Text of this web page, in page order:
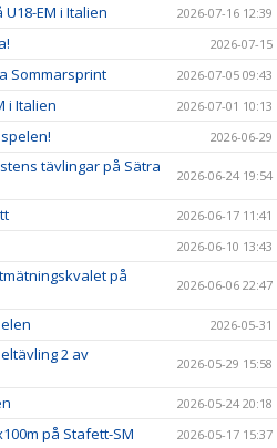
EM i Italien 2026-07-16 12:39
2026-07-15
Sommarsprint 2026-07-05 09:43
i Italien 2026-07-01 10:13
2026-06-29
tävlingar på Sätra
2026-06-24 19:54
2026-06-17 11:41
2026-06-10 13:43
på
2026-06-06 22:47
2026-05-31
2 av
2026-05-29 15:58
2026-05-24 20:18
på Stafett-SM 2026-05-17 15:37